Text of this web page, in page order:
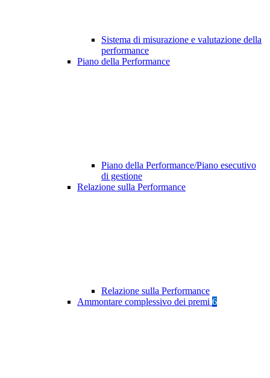
Sistema di misurazione e valutazione della
performance
Piano della Performance
Piano della Performance/Piano esecutivo
di gestione
Relazione sulla Performance
Relazione sulla Performance
Ammontare complessivo dei premi 6